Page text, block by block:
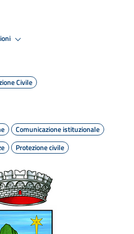
Civile
Comunicazione istituzionale
Protezione civile